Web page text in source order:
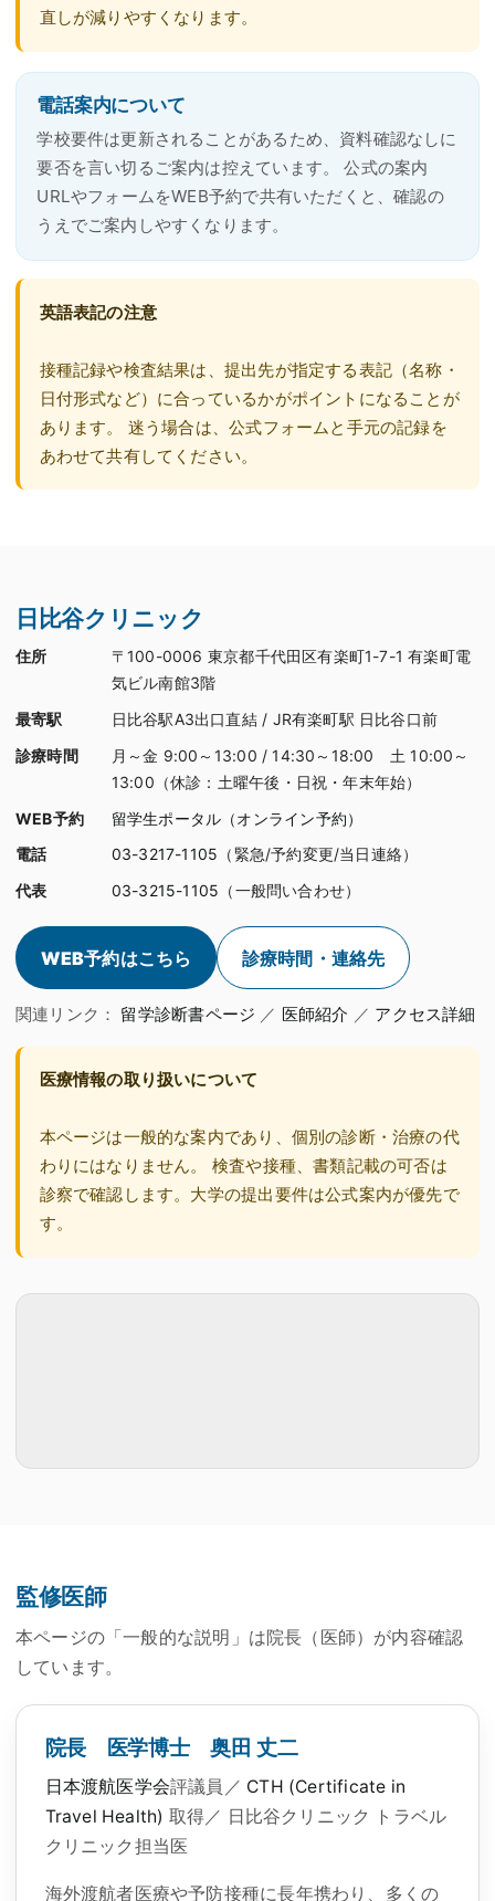
直しが減りやすくなります。
電話案内について
学校要件は更新されることがあるため、資料確認なしに
要否を言い切るご案内は控えています。 公式の案内
URLやフォームをWEB予約で共有いただくと、確認の
うえでご案内しやすくなります。
英語表記の注意
接種記録や検査結果は、提出先が指定する表記（名称・
日付形式など）に合っているかがポイントになることが
あります。 迷う場合は、公式フォームと手元の記録を
あわせて共有してください。
日比谷クリニック
住所
〒100-0006 東京都千代田区有楽町1-7-1 有楽町電
気ビル南館3階
最寄駅
日比谷駅A3出口直結 / JR有楽町駅 日比谷口前
診療時間
月～金 9:00～13:00 / 14:30～18:00 土 10:00～
13:00（休診：土曜午後・日祝・年末年始）
WEB予約
留学生ポータル（オンライン予約）
電話
03-3217-1105 （緊急/予約変更/当日連絡）
代表
03-3215-1105 （一般問い合わせ）
WEB予約はこちら 診療時間・連絡先
関連リンク： 留学診断書ページ ／ 医師紹介 ／ アクセス詳細
医療情報の取り扱いについて
本ページは一般的な案内であり、個別の診断・治療の代
わりにはなりません。 検査や接種、書類記載の可否は
診察で確認します。大学の提出要件は公式案内が優先で
す。
監修医師
本ページの「一般的な説明」は院長（医師）が内容確認
しています。
院長 医学博士 奥田 丈二
日本渡航医学会評議員／ CTH (Certificate in
Travel Health) 取得／ 日比谷クリニック トラベル
クリニック担当医
海外渡航者医療や予防接種に長年携わり、多くの